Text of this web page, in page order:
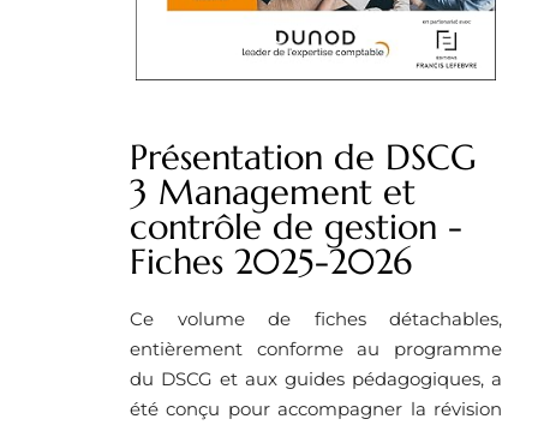
Présentation de DSCG
3 Management et
contrôle de gestion -
Fiches 2025-2026
Ce volume de fiches détachables,
entièrement conforme au programme
du DSCG et aux guides pédagogiques, a
été conçu pour accompagner la révision